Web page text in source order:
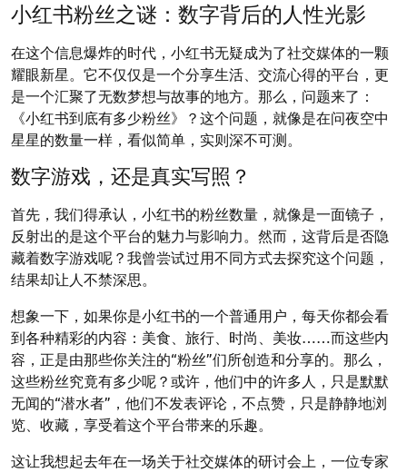
小红书粉丝之谜：数字背后的人性光影
在这个信息爆炸的时代，小红书无疑成为了社交媒体的一颗
耀眼新星。它不仅仅是一个分享生活、交流心得的平台，更
是一个汇聚了无数梦想与故事的地方。那么，问题来了：
《小红书到底有多少粉丝》？这个问题，就像是在问夜空中
星星的数量一样，看似简单，实则深不可测。
数字游戏，还是真实写照？
首先，我们得承认，小红书的粉丝数量，就像是一面镜子，
反射出的是这个平台的魅力与影响力。然而，这背后是否隐
藏着数字游戏呢？我曾尝试过用不同方式去探究这个问题，
结果却让人不禁深思。
想象一下，如果你是小红书的一个普通用户，每天你都会看
到各种精彩的内容：美食、旅行、时尚、美妆……而这些内
容，正是由那些你关注的“粉丝”们所创造和分享的。那么，
这些粉丝究竟有多少呢？或许，他们中的许多人，只是默默
无闻的“潜水者”，他们不发表评论，不点赞，只是静静地浏
览、收藏，享受着这个平台带来的乐趣。
这让我想起去年在一场关于社交媒体的研讨会上，一位专家